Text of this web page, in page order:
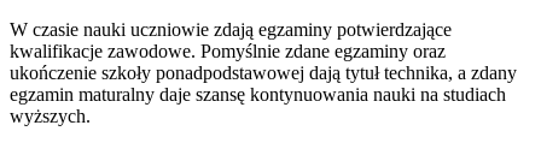
W czasie nauki uczniowie zdają egzaminy potwierdzające
kwalifikacje zawodowe. Pomyślnie zdane egzaminy oraz
ukończenie szkoły ponadpodstawowej dają tytuł technika, a zdany
egzamin maturalny daje szansę kontynuowania nauki na studiach
wyższych.